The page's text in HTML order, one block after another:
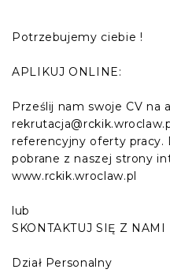
Potrzebujemy ciebie !
APLIKUJ ONLINE:
Prześlij nam swoje CV na
referencyjny oferty pracy.
pobrane z naszej strony
www.rckik.wroclaw.pl
lub
SKONTAKTUJ SIĘ Z
Dział Personalny